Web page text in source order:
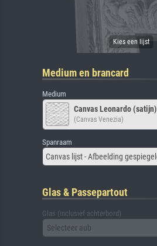
Medium en brancard
Medium
Canvas Leonardo (satijn)
(Canvas Venezia)
Spanraam
Glas & Passepartout
Glas (inclusief achterbord)
Selecteer aub